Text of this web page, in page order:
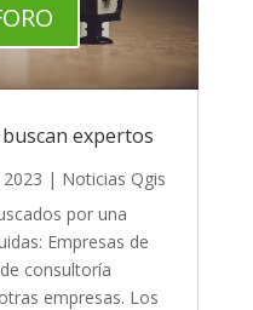
expertos
| Noticias Qgis
por una
Empresas de
consultoría
empresas. Los